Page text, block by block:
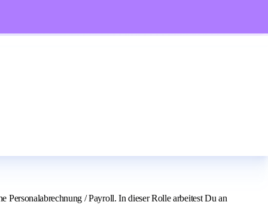
Personalabrechnung / Payroll. In dieser Rolle arbeitest Du an